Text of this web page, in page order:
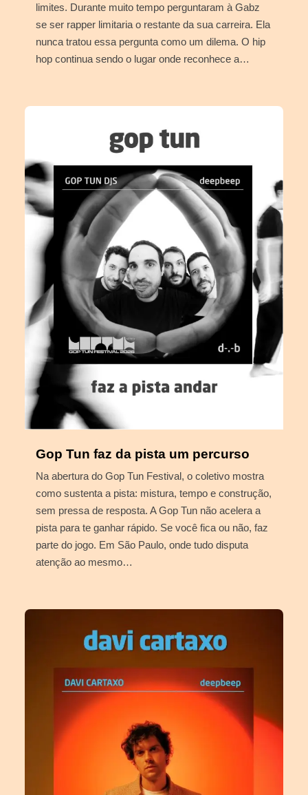
limites. Durante muito tempo perguntaram à Gabz
se ser rapper limitaria o restante da sua carreira. Ela
nunca tratou essa pergunta como um dilema. O hip
hop continua sendo o lugar onde reconhece a…
Gop Tun faz da pista um percurso
Na abertura do Gop Tun Festival, o coletivo mostra
como sustenta a pista: mistura, tempo e construção,
sem pressa de resposta. A Gop Tun não acelera a
pista para te ganhar rápido. Se você fica ou não, faz
parte do jogo. Em São Paulo, onde tudo disputa
atenção ao mesmo…